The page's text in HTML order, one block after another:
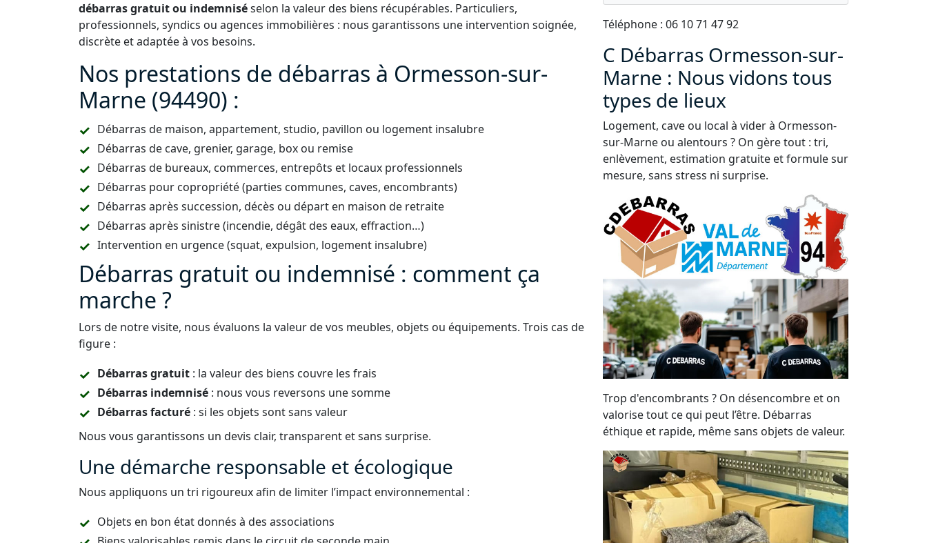
débarras gratuit ou indemniséselon la valeur des biens récupérables. Particuliers,
professionnels, syndics ou agences immobilières : nous garantissons une intervention soignée,
discrète et adaptée à vos besoins.
Nos prestations de débarras à Ormesson-sur-
Marne (94490) :
Débarras de maison, appartement, studio, pavillon ou logement insalubre
Débarras de cave, grenier, garage, box ou remise
Débarras de bureaux, commerces, entrepôts et locaux professionnels
Débarras pour copropriété (parties communes, caves, encombrants)
Débarras après succession, décès ou départ en maison de retraite
Débarras après sinistre (incendie, dégât des eaux, effraction…)
Intervention en urgence (squat, expulsion, logement insalubre)
Débarras gratuit ou indemnisé : comment ça
marche ?
Lors de notre visite, nous évaluons la valeur de vos meubles, objets ou équipements. Trois cas de
figure :
Débarras gratuit : la valeur des biens couvre les frais
Débarras indemnisé : nous vous reversons une somme
Débarras facturé : si les objets sont sans valeur
Nous vous garantissons un devis clair, transparent et sans surprise.
Une démarche responsable et écologique
Nous appliquons un tri rigoureux afin de limiter l’impact environnemental :
Objets en bon état donnés à des associations
Téléphone : 06 10 71 47 92
C Débarras Ormesson-sur-
Marne : Nous vidons tous
types de lieux
Logement, cave ou local à vider à Ormesson-
sur-Marne ou alentours ? On gère tout : tri,
enlèvement, estimation gratuite et formule sur
mesure, sans stress ni surprise.
Trop d'encombrants ? On désencombre et on
valorise tout ce qui peut l’être. Débarras
éthique et rapide, même sans objets de valeur.